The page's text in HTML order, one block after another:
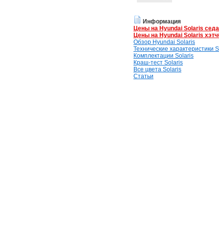
Информация
Цены на Hyundai Solaris
Цены на Hyundai Solaris
Обзор Hyundai Solaris
Технические характеристики
Комплектации Solaris
Краш-тест Solaris
Все цвета Solaris
Статьи